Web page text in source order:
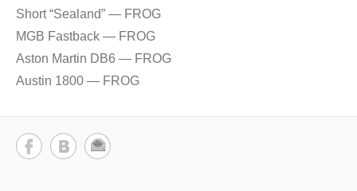
Short “Sealand” — FROG
MGB Fastback — FROG
Aston Martin DB6 — FROG
Austin 1800 — FROG